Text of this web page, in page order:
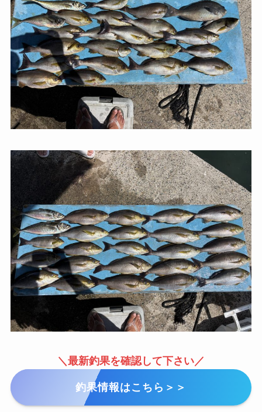
＼最新釣果を確認して下さい／
釣果情報はこちら＞＞